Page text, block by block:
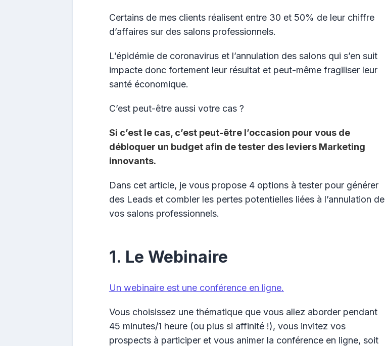
Certains de mes clients réalisent entre 30 et 50% de leur chiffre
d’affaires sur des salons professionnels.
L’épidémie de coronavirus et l’annulation des salons qui s’en suit
impacte donc fortement leur résultat et peut-même fragiliser leur
santé économique.
C’est peut-être aussi votre cas ?
Si c’est le cas, c’est peut-être l’occasion pour vous de
débloquer un budget afin de tester des leviers Marketing
innovants.
Dans cet article, je vous propose 4 options à tester pour générer
des Leads et combler les pertes potentielles liées à l’annulation de
vos salons professionnels.
1. Le Webinaire
Un webinaire est une conférence en ligne.
Vous choisissez une thématique que vous allez aborder pendant
45 minutes/1 heure (ou plus si affinité !), vous invitez vos
prospects à participer et vous animer la conférence en ligne, soit